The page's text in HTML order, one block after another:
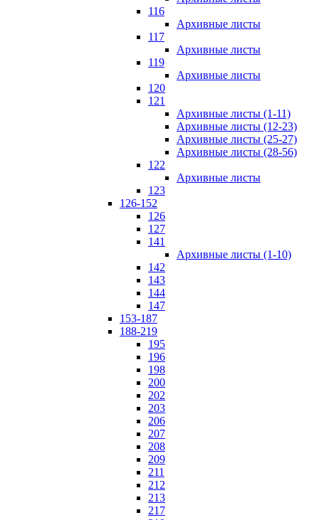
116
Архивные листы
117
Архивные листы
119
Архивные листы
120
121
Архивные листы (1-11)
Архивные листы (12-23)
Архивные листы (25-27)
Архивные листы (28-56)
122
Архивные листы
123
126-152
126
127
141
Архивные листы (1-10)
142
143
144
147
153-187
188-219
195
196
198
200
202
203
206
207
208
209
211
212
213
217